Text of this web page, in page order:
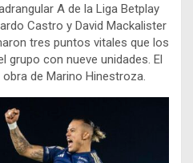
A de la Liga Betplay
Castro y David Mackalister
tres puntos vitales que los
grupo con nueve unidades. El
de Marino Hinestroza.